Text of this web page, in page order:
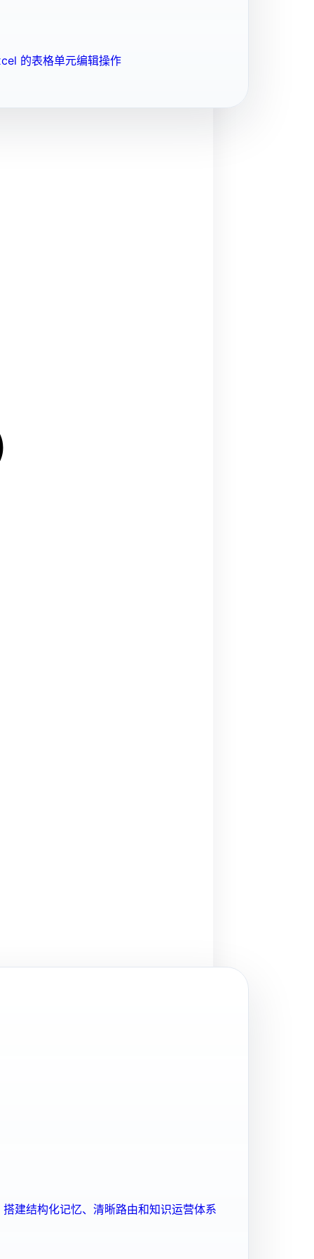
的表格单元编辑操作
建结构化记忆、清晰路由和知识运营体系